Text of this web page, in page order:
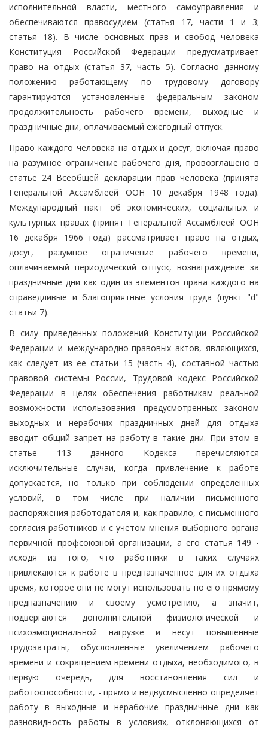
исполнительной власти, местного самоуправления и
обеспечиваются правосудием (статья 17, части 1 и 3;
статья 18). В числе основных прав и свобод человека
Конституция Российской Федерации предусматривает
право на отдых (статья 37, часть 5). Согласно данному
положению работающему по трудовому договору
гарантируются установленные федеральным законом
продолжительность рабочего времени, выходные и
праздничные дни, оплачиваемый ежегодный отпуск.
Право каждого человека на отдых и досуг, включая право
на разумное ограничение рабочего дня, провозглашено в
статье 24 Всеобщей декларации прав человека (принята
Генеральной Ассамблеей ООН 10 декабря 1948 года).
Международный пакт об экономических, социальных и
культурных правах (принят Генеральной Ассамблеей ООН
16 декабря 1966 года) рассматривает право на отдых,
досуг, разумное ограничение рабочего времени,
оплачиваемый периодический отпуск, вознаграждение за
праздничные дни как один из элементов права каждого на
справедливые и благоприятные условия труда (пункт "d"
статьи 7).
В силу приведенных положений Конституции Российской
Федерации и международно-правовых актов, являющихся,
как следует из ее статьи 15 (часть 4), составной частью
правовой системы России, Трудовой кодекс Российской
Федерации в целях обеспечения работникам реальной
возможности использования предусмотренных законом
выходных и нерабочих праздничных дней для отдыха
вводит общий запрет на работу в такие дни. При этом в
статье 113 данного Кодекса перечисляются
исключительные случаи, когда привлечение к работе
допускается, но только при соблюдении определенных
условий, в том числе при наличии письменного
распоряжения работодателя и, как правило, с письменного
согласия работников и с учетом мнения выборного органа
первичной профсоюзной организации, а его статья 149 -
исходя из того, что работники в таких случаях
привлекаются к работе в предназначенное для их отдыха
время, которое они не могут использовать по его прямому
предназначению и своему усмотрению, а значит,
подвергаются дополнительной физиологической и
психоэмоциональной нагрузке и несут повышенные
трудозатраты, обусловленные увеличением рабочего
времени и сокращением времени отдыха, необходимого, в
первую очередь, для восстановления сил и
работоспособности, - прямо и недвусмысленно определяет
работу в выходные и нерабочие праздничные дни как
разновидность работы в условиях, отклоняющихся от